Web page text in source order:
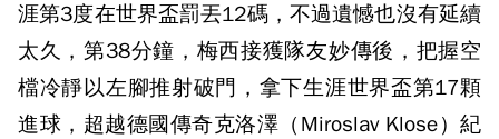
涯第3度在世界盃罰丟12碼，不過遺憾也沒有延續
太久，第38分鐘，梅西接獲隊友妙傳後，把握空
檔冷靜以左腳推射破門，拿下生涯世界盃第17顆
進球，超越德國傳奇克洛澤（Miroslav Klose）紀